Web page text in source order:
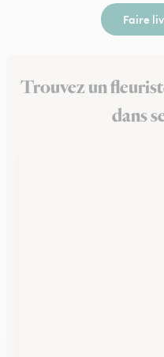
Faire
Trouvez un
dans